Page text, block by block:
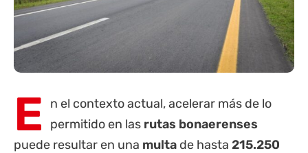
E
n el contexto actual, acelerar más de lo
permitido en las rutas bonaerenses
puede resultar en una multa de hasta 215.250